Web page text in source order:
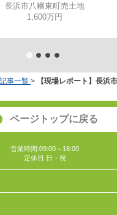
長浜市八幡東町売土地
1,600万円
事一覧 >
【現場レポート】長浜
ページトップに戻る
営業時間:09:00～18:00
定休日:日・祝